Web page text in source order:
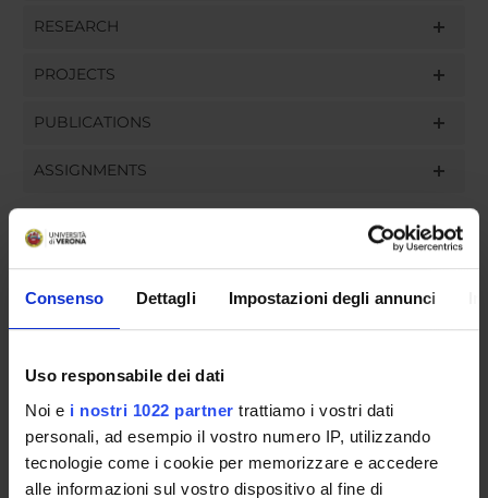
Consenso Dettagli Impostazioni degli annunci
Uso responsabile dei dati
Noi e i nostri 1022 partner trattiamo i vostri dati
personali, ad esempio il vostro numero IP, utilizzando
tecnologie come i cookie per memorizzare e accedere
alle informazioni sul vostro dispositivo al fine di
RESEARCH
PROJECTS
PUBLICATIONS
ASSIGNMENTS
ORGANISATION
GOVERNANCE
COMMITTEES
DEPARTMENT ADMINISTRATION OFFICES
STUDENT ADMINISTRATION OFFICES